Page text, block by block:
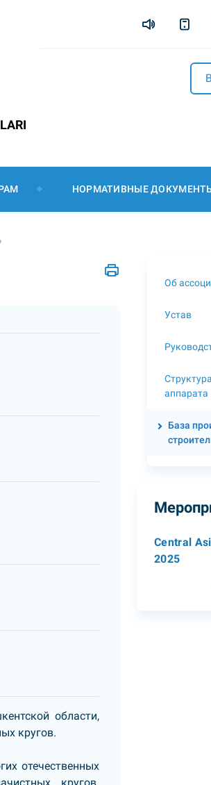
НОРМАТИВНЫЕ
области,
кругов.
отечественных
Об
Устав
аппарата
База
Central
2025